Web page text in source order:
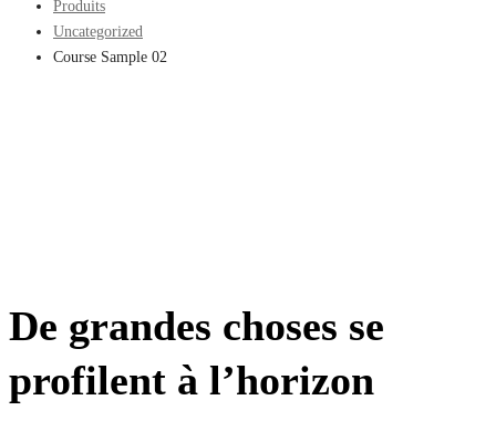
Produits
Uncategorized
Course Sample 02
De grandes choses se
profilent à l’horizon